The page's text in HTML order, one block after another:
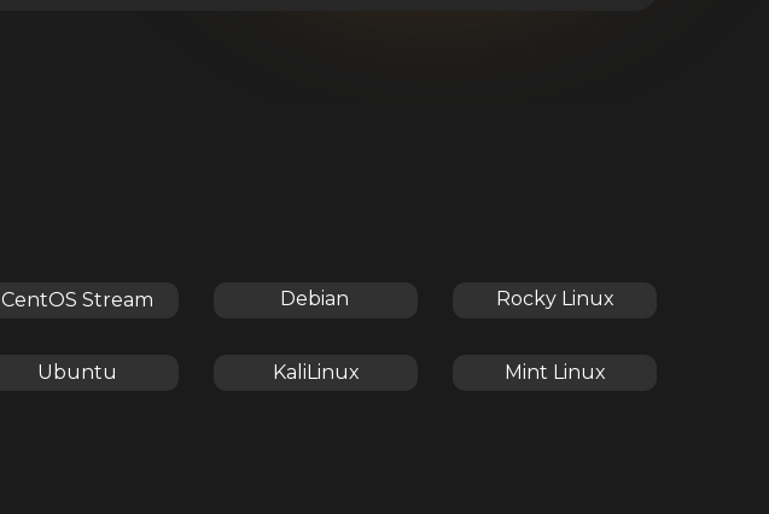
Mint Linux
Ubuntu
Rocky Linux
KaliLinux
Debian
CentOS Stream